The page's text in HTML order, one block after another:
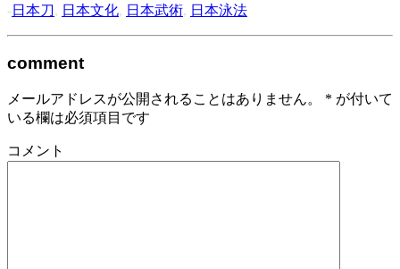
-日本刀, 日本文化, 日本武術, 日本泳法
comment
メールアドレスが公開されることはありません。 * が付いて
いる欄は必須項目です
コメント